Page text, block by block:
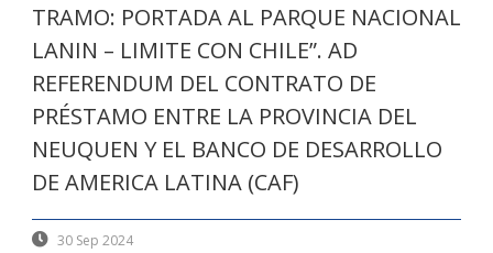
TRAMO: PORTADA AL PARQUE NACIONAL
LANIN – LIMITE CON CHILE”. AD
REFERENDUM DEL CONTRATO DE
PRÉSTAMO ENTRE LA PROVINCIA DEL
NEUQUEN Y EL BANCO DE DESARROLLO
DE AMERICA LATINA (CAF)
30 Sep 2024